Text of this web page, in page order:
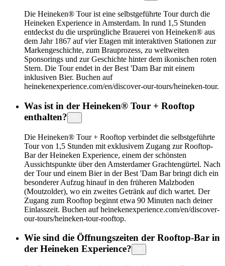
Die Heineken® Tour ist eine selbstgeführte Tour durch die
Heineken Experience in Amsterdam. In rund 1,5 Stunden
entdeckst du die ursprüngliche Brauerei von Heineken® aus
dem Jahr 1867 auf vier Etagen mit interaktiven Stationen zur
Markengeschichte, zum Brauprozess, zu weltweiten
Sponsorings und zur Geschichte hinter dem ikonischen roten
Stern. Die Tour endet in der Best 'Dam Bar mit einem
inklusiven Bier. Buchen auf
heinekenexperience.com/en/discover-our-tours/heineken-tour.
Was ist in der Heineken® Tour + Rooftop
enthalten?
Die Heineken® Tour + Rooftop verbindet die selbstgeführte
Tour von 1,5 Stunden mit exklusivem Zugang zur Rooftop-
Bar der Heineken Experience, einem der schönsten
Aussichtspunkte über den Amsterdamer Grachtengürtel. Nach
der Tour und einem Bier in der Best 'Dam Bar bringt dich ein
besonderer Aufzug hinauf in den früheren Malzboden
(Moutzolder), wo ein zweites Getränk auf dich wartet. Der
Zugang zum Rooftop beginnt etwa 90 Minuten nach deiner
Einlasszeit. Buchen auf heinekenexperience.com/en/discover-
our-tours/heineken-tour-rooftop.
Wie sind die Öffnungszeiten der Rooftop-Bar in
der Heineken Experience?